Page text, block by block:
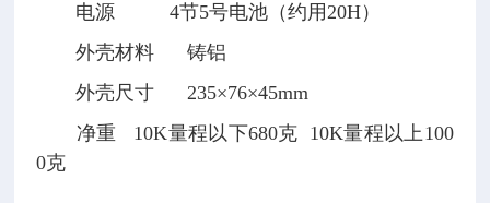
电源 4节5号电池（约用20H）
外壳材料 铸铝
外壳尺寸 235×76×45mm
净重 10K量程以下680克 10K量程以上100
0克